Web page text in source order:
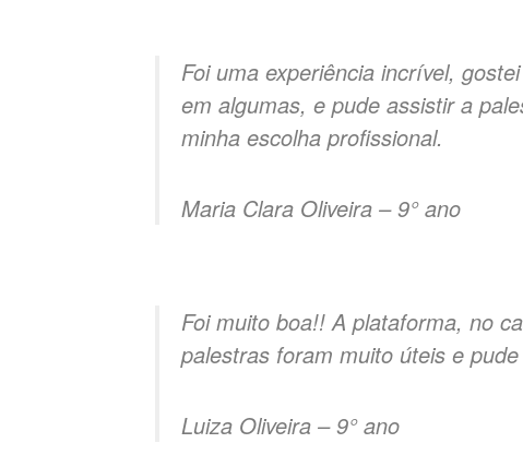
Foi uma experiência incrível,
em algumas, e pude assistir a
minha escolha profissional.
Maria Clara Oliveira – 9° ano
Foi muito boa!! A plataforma, no
palestras foram muito úteis e
Luiza Oliveira – 9° ano